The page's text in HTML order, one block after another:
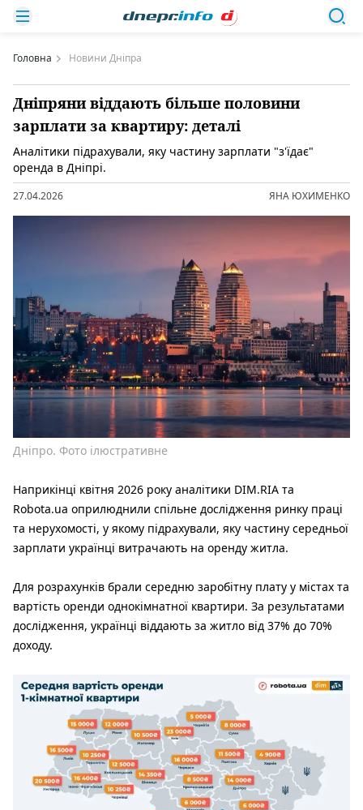
Головна Новини Дніпра
Дніпряни віддають більше половини
зарплати за квартиру: деталі
Аналітики підрахували, яку частину зарплати "з'їдає"
оренда в Дніпрі.
27.04.2026 ЯНА ЮХИМЕНКО
Дніпро. Фото ілюстративне
Наприкінці квітня 2026 року аналітики DIM.RIA та
Robota.ua оприлюднили спільне дослідження ринку праці
та нерухомості, у якому підрахували, яку частину середньої
зарплати українці витрачають на оренду житла.
Для розрахунків брали середню заробітну плату у містах та
вартість оренди однокімнатної квартири. За результатами
дослідження, українці віддають за житло від 37% до 70%
доходу.